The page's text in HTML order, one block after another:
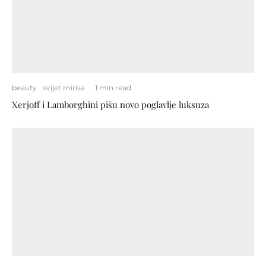
beauty svijet mirisa · 1 min read
Xerjoff i Lamborghini pišu novo poglavlje luksuza